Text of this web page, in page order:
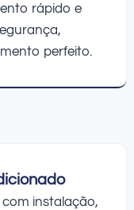
rápido e
perfeito.
instalação,